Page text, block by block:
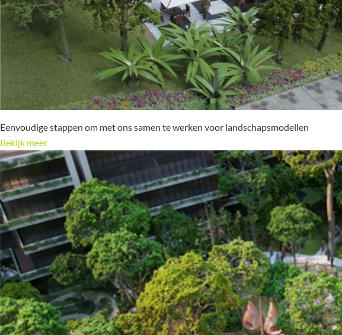
Eenvoudige stappen om met ons samen te werken voor landschapsmodellen
Bekijk meer